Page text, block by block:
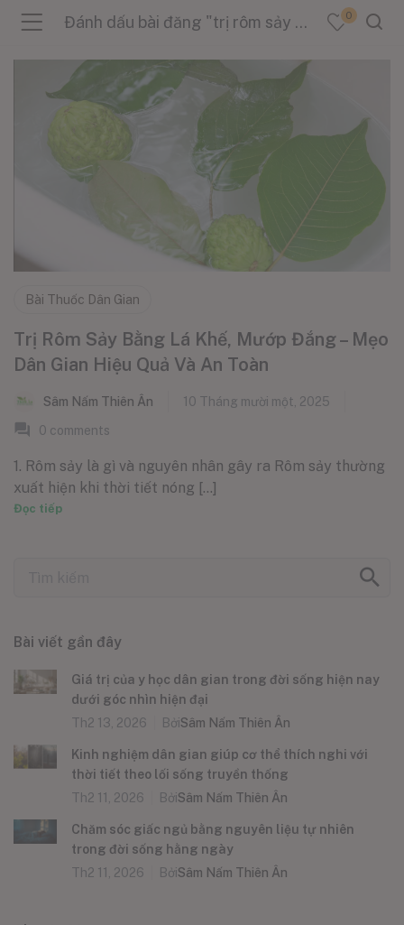
(Tin Tức )
Đánh dấu bài đăng "trị rôm sảy cho trẻ" 0
Bài Thuốc Dân Gian
Trị Rôm Sảy Bằng Lá Khế, Mướp Đắng – Mẹo
Dân Gian Hiệu Quả Và An Toàn
Sâm Nấm Thiên Ân
10 Tháng mười một, 2025
0 comments
1. Rôm sảy là gì và nguyên nhân gây ra Rôm sảy thường
xuất hiện khi thời tiết nóng [...]
Đọc tiếp
Bài viết gần đây
Giá trị của y học dân gian trong đời sống hiện nay
dưới góc nhìn hiện đại
Th2 13, 2026
BởiSâm Nấm Thiên Ân
Kinh nghiệm dân gian giúp cơ thể thích nghi với
thời tiết theo lối sống truyền thống
Th2 11, 2026
BởiSâm Nấm Thiên Ân
Chăm sóc giấc ngủ bằng nguyên liệu tự nhiên
trong đời sống hằng ngày
Th2 11, 2026
BởiSâm Nấm Thiên Ân